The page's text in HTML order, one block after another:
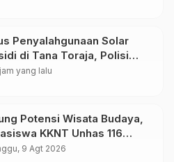
Penyalahgunaan Solar
di Tana Toraja, Polisi
Tiga Tersangka Baru
yang lalu
Potensi Wisata Budaya,
KKNT Unhas 116
Nonongan Utara
9 Agt 2026